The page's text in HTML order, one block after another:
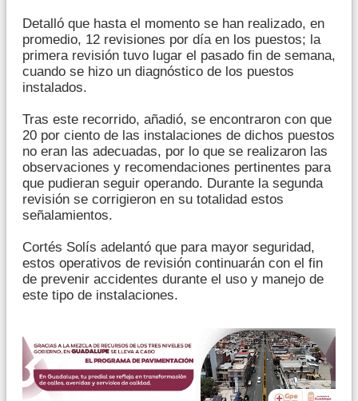
Detalló que hasta el momento se han realizado, en
promedio, 12 revisiones por día en los puestos; la
primera revisión tuvo lugar el pasado fin de semana,
cuando se hizo un diagnóstico de los puestos
instalados.
Tras este recorrido, añadió, se encontraron con que
20 por ciento de las instalaciones de dichos puestos
no eran las adecuadas, por lo que se realizaron las
observaciones y recomendaciones pertinentes para
que pudieran seguir operando. Durante la segunda
revisión se corrigieron en su totalidad estos
señalamientos.
Cortés Solís adelantó que para mayor seguridad,
estos operativos de revisión continuarán con el fin
de prevenir accidentes durante el uso y manejo de
este tipo de instalaciones.